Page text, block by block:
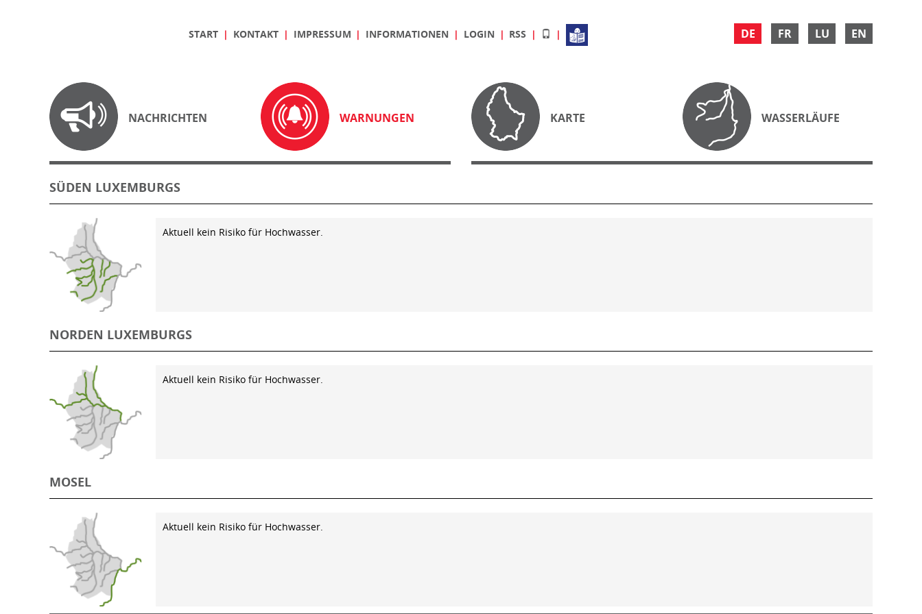
DE FR LU EN
START KONTAKT IMPRESSUM INFORMATIONEN LOGIN RSS
NACHRICHTEN WARNUNGEN KARTE WASSERLÄUFE
SÜDEN LUXEMBURGS
Aktuell kein Risiko für Hochwasser.
NORDEN LUXEMBURGS
Aktuell kein Risiko für Hochwasser.
MOSEL
Aktuell kein Risiko für Hochwasser.